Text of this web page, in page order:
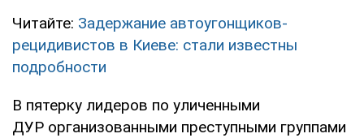
Читайте: Задержание автоугонщиков-
рецидивистов в Киеве: стали известны
подробности
В пятерку лидеров по уличенными
ДУР организованными преступными группами